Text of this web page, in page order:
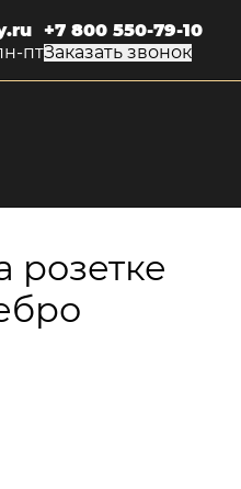
пт
+7 800 550-79-10
Заказать звонок
розетке